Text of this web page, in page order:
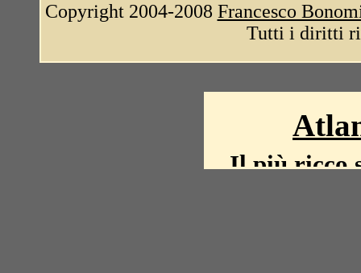
Copyright 2004-2008 Francesco
Tutti i diritti
Il più ricco